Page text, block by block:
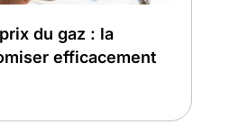
du gaz : la
efficacement